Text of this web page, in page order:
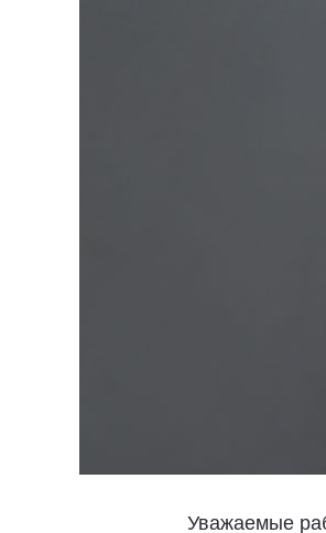
Уважаемые